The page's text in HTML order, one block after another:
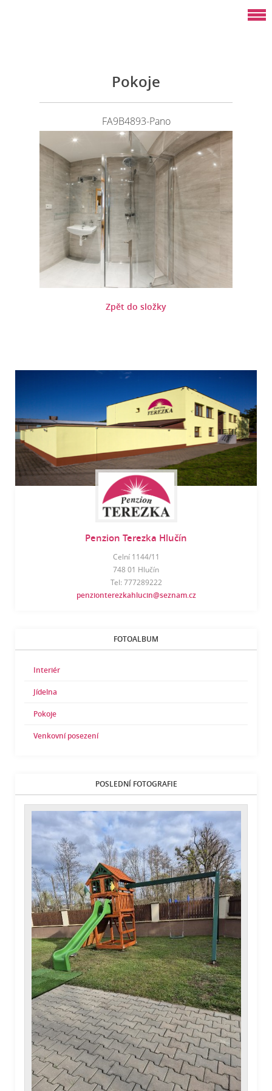
Pokoje
FA9B4893-Pano
Zpět do složky
Penzion Terezka Hlučín
Celní 1144/11
748 01 Hlučín
Tel: 777289222
penzionterezkahlucin@seznam.cz
FOTOALBUM
Interiér
Jídelna
Pokoje
Venkovní posezení
POSLEDNÍ FOTOGRAFIE